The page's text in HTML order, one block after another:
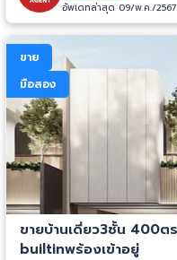
อัพเดทล่าสุด 09/พ.ค./2567
ขาย
มือสอง
ขายบ้านเดี่ยว3ชั้น​ 400ต
built​in​พร้องเข้าอยู่